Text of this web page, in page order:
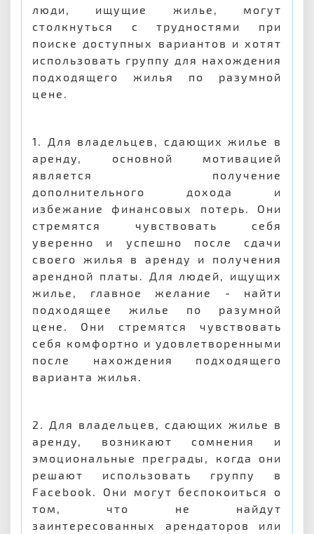
люди, ищущие жилье, могут
столкнуться с трудностями при
поиске доступных вариантов и хотят
использовать группу для нахождения
подходящего жилья по разумной
цене.
1. Для владельцев, сдающих жилье в
аренду, основной мотивацией
является получение
дополнительного дохода и
избежание финансовых потерь. Они
стремятся чувствовать себя
уверенно и успешно после сдачи
своего жилья в аренду и получения
арендной платы. Для людей, ищущих
жилье, главное желание - найти
подходящее жилье по разумной
цене. Они стремятся чувствовать
себя комфортно и удовлетворенными
после нахождения подходящего
варианта жилья.
2. Для владельцев, сдающих жилье в
аренду, возникают сомнения и
эмоциональные преграды, когда они
решают использовать группу в
Facebook. Они могут беспокоиться о
том, что не найдут
заинтересованных арендаторов или